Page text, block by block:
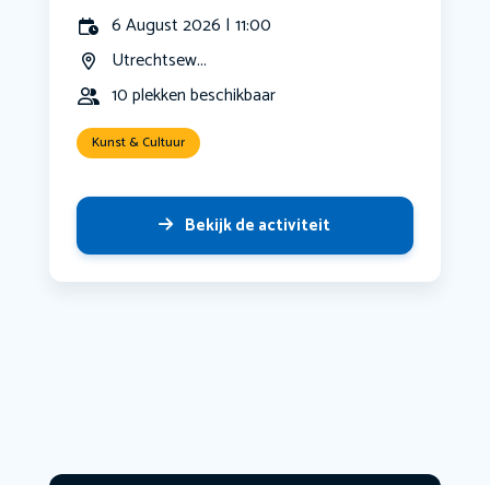
6 August 2026 | 11:00
Utrechtsew...
10 plekken beschikbaar
Kunst & Cultuur
Bekijk de activiteit